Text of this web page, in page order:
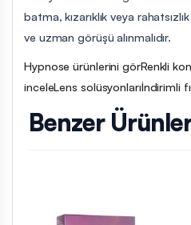
batma, kızarıklık veya
ve uzman görüşü alınmalıdır.
Hypnose ürünlerini görRenkli
inceleLens solüsyonlarıİndirimli
Benzer